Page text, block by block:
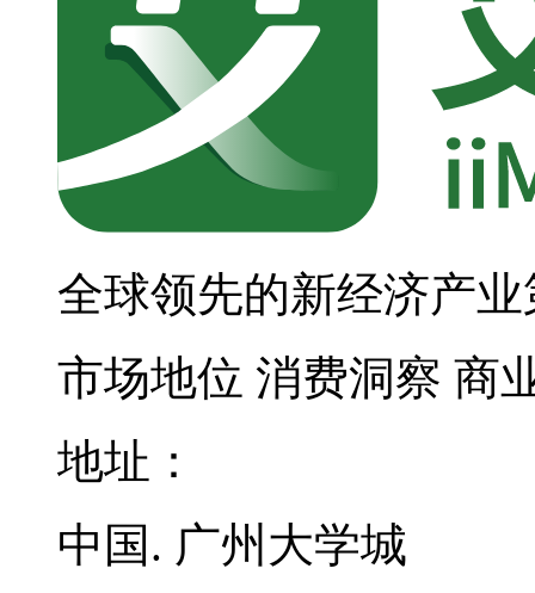
全球领先的新经济产
市场地位 消费洞察 商
地址：
中国. 广州大学城